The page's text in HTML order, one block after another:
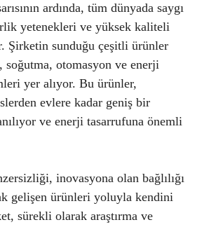
ardında, tüm dünyada saygı
yetenekleri ve yüksek kaliteli
Şirketin sunduğu çeşitli ürünler
soğutma, otomasyon ve enerji
yer alıyor. Bu ürünler,
evlere kadar geniş bir
ve enerji tasarrufuna önemli
inovasyona olan bağlılığı
gelişen ürünleri yoluyla kendini
sürekli olarak araştırma ve